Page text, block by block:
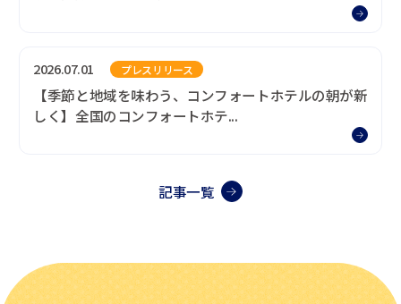
2026.07.01 プレスリリース
【季節と地域を味わう、コンフォートホテルの朝が新
しく】全国のコンフォートホテ...
記事一覧
はこちら